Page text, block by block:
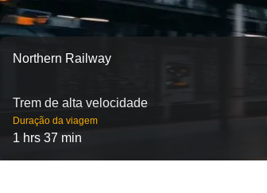
Northern Railway
Trem de alta velocidade
Duração da viagem
1 hrs 37 min